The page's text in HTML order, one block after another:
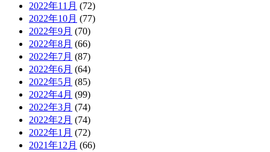
2022年11月 (72)
2022年10月 (77)
2022年9月 (70)
2022年8月 (66)
2022年7月 (87)
2022年6月 (64)
2022年5月 (85)
2022年4月 (99)
2022年3月 (74)
2022年2月 (74)
2022年1月 (72)
2021年12月 (66)